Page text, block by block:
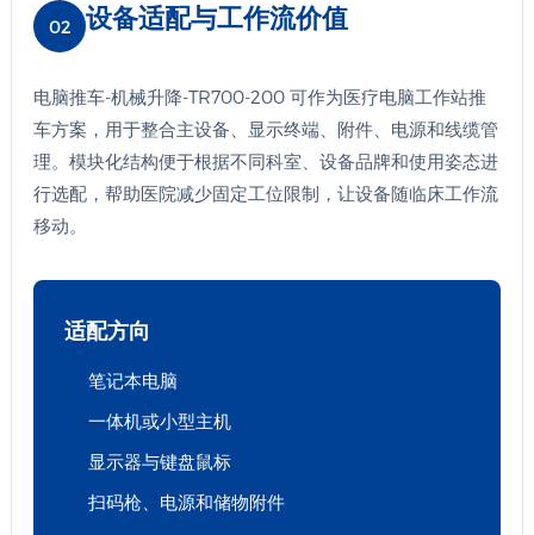
02 设备适配与工作流价值
电脑推车-机械升降-TR700-200 可作为医疗电脑工作站推
车方案，用于整合主设备、显示终端、附件、电源和线缆管
理。模块化结构便于根据不同科室、设备品牌和使用姿态进
行选配，帮助医院减少固定工位限制，让设备随临床工作流
移动。
适配方向
笔记本电脑
一体机或小型主机
显示器与键盘鼠标
扫码枪、电源和储物附件